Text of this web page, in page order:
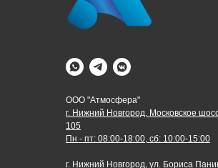
ООО "Атмосфера"
г. Нижний Новгород, Московское
105
Пн - пт: 08:00-18:00, сб: 10:00-15:00
г. Нижний Новгород, ул. Бориса